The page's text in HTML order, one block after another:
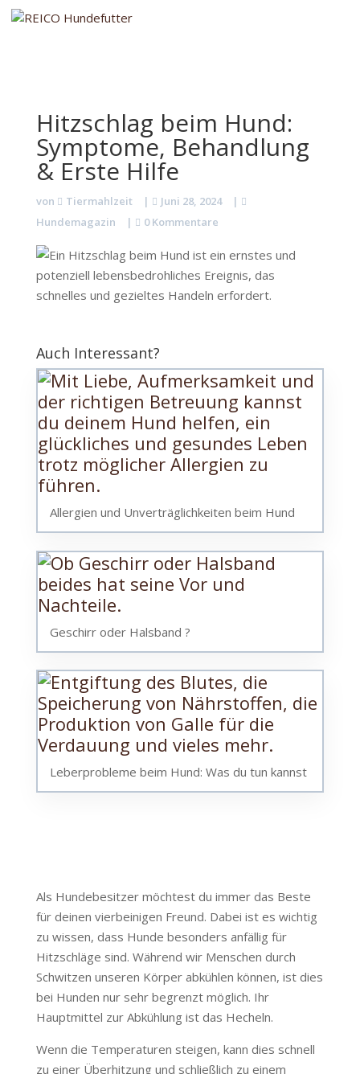
Hitzschlag beim Hund:
Symptome, Behandlung
& Erste Hilfe
von Tiermahlzeit | Juni 28, 2024
|
Hundemagazin
| 0 Kommentare
Auch Interessant?
Allergien und Unverträglichkeiten beim Hund
Geschirr oder Halsband ?
Leberprobleme beim Hund: Was du tun kannst
Als Hundebesitzer möchtest du immer das Beste
für deinen vierbeinigen Freund. Dabei ist es wichtig
zu wissen, dass Hunde besonders anfällig für
Hitzschläge sind. Während wir Menschen durch
Schwitzen unseren Körper abkühlen können, ist dies
bei Hunden nur sehr begrenzt möglich. Ihr
Hauptmittel zur Abkühlung ist das Hecheln.
Wenn die Temperaturen steigen, kann dies schnell
zu einer Überhitzung und schließlich zu einem